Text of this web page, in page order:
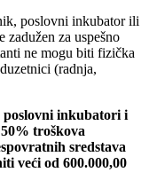
poslovni inkubator ili
zadužen za uspešno
ne mogu biti fizička
(radnja,
poslovni inkubatori i
troškova
sredstava
veći od 600.000,00